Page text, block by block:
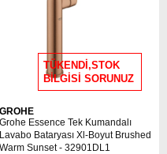
TÜKENDİ,STOK
BİLGİSİ SORUNUZ
GROHE
Grohe Essence Tek Kumandalı
Lavabo Bataryası Xl-Boyut Brushed
Warm Sunset - 32901DL1